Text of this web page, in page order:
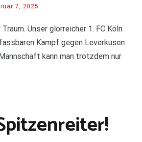
7, 2025
Unser glorreicher 1. FC Köln
Kampf gegen Leverkusen
kann man trotzdem nur